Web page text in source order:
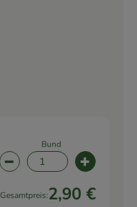
Bund
Artikelanzahl verringern
Gesamtpreis:2,90 €